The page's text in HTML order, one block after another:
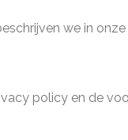
we in
policy en de